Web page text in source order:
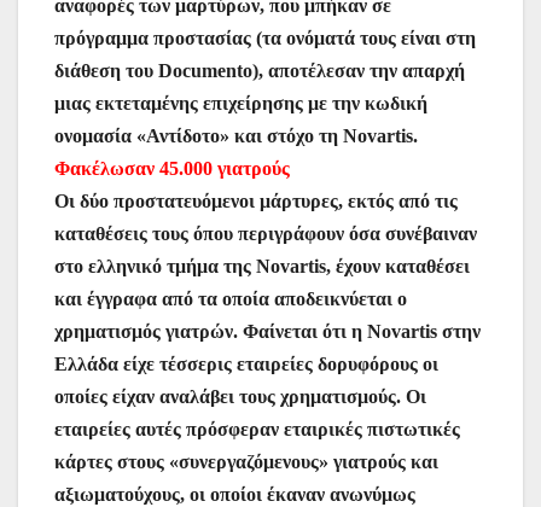
αναφορές των μαρτύρων, που μπήκαν σε
πρόγραμμα προστασίας (τα ονόματά τους είναι στη
διάθεση του Documento), αποτέλεσαν την απαρχή
μιας εκτεταμένης επιχείρησης με την κωδική
ονομασία «Αντίδοτο» και στόχο τη Novartis.
Φακέλωσαν 45.000 γιατρούς
Οι δύο προστατευόμενοι μάρτυρες, εκτός από τις
καταθέσεις τους όπου περιγράφουν όσα συνέβαιναν
στο ελληνικό τμήμα της Novartis, έχουν καταθέσει
και έγγραφα από τα οποία αποδεικνύεται ο
χρηματισμός γιατρών. Φαίνεται ότι η Novartis στην
Ελλάδα είχε τέσσερις εταιρείες δορυφόρους οι
οποίες είχαν αναλάβει τους χρηματισμούς. Οι
εταιρείες αυτές πρόσφεραν εταιρικές πιστωτικές
κάρτες στους «συνεργαζόμενους» γιατρούς και
αξιωματούχους, οι οποίοι έκαναν ανωνύμως